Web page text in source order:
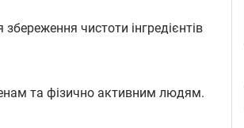
чистоти інгредієнтів
та фізично активним людям.